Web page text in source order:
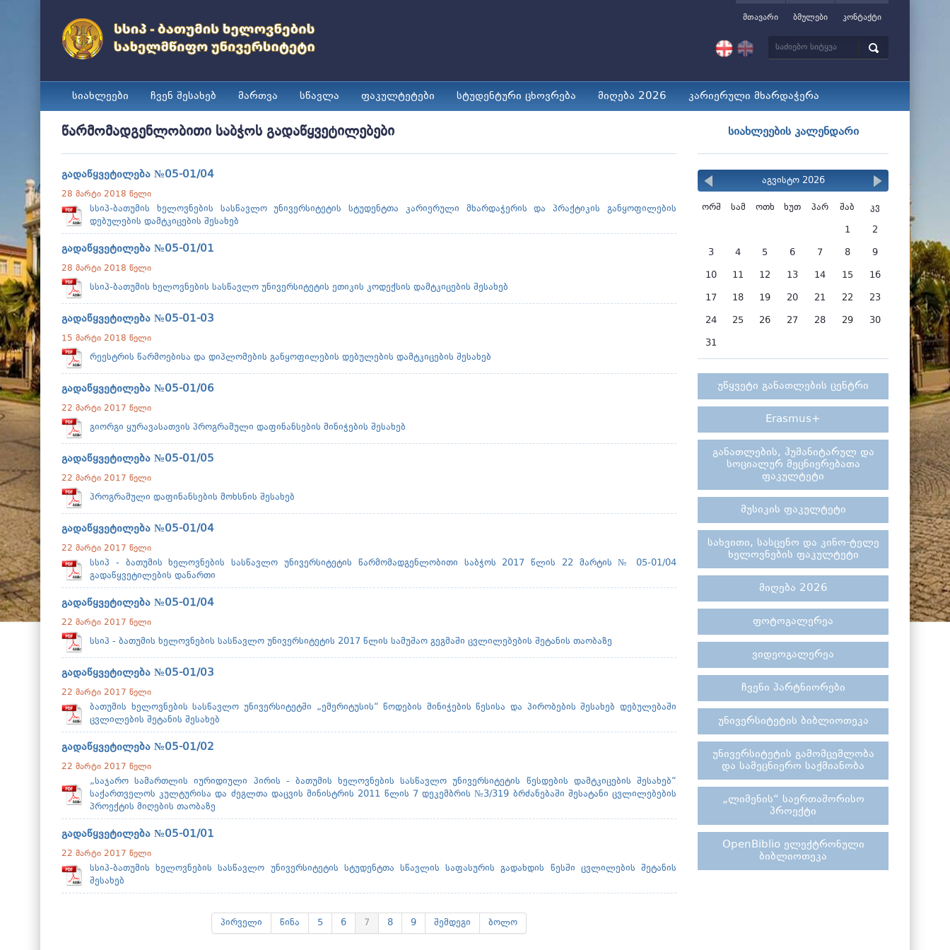
მთავარი ბმულები კონტაქტი
სიახლეები ჩვენ შესახებ მართვა სწავლა ფაკულტეტები სტუდენტური ცხოვრება მიღება 2026 კარიერული მხარდაჭერა
წარმომადგენლობითი საბჭოს გადაწყვეტილებები
გადაწყვეტილება №05-01/04
28 მარტი 2018 წელი
სსიპ-ბათუმის ხელოვნების სასწავლო უნივერსიტეტის სტუდენტთა კარიერული მხარდაჭერის და პრაქტიკის განყოფილების
დებულების დამტკიცების შესახებ
გადაწყვეტილება №05-01/01
28 მარტი 2018 წელი
სსიპ-ბათუმის ხელოვნების სასწავლო უნივერსიტეტის ეთიკის კოდექსის დამტკიცების შესახებ
გადაწყვეტილება №05-01-03
15 მარტი 2018 წელი
რეესტრის წარმოებისა და დიპლომების განყოფილების დებულების დამტკიცების შესახებ
გადაწყვეტილება №05-01/06
22 მარტი 2017 წელი
გიორგი ყურავასათვის პროგრამული დაფინანსების მინიჭების შესახებ
გადაწყვეტილება №05-01/05
22 მარტი 2017 წელი
პროგრამული დაფინანსების მოხსნის შესახებ
გადაწყვეტილება №05-01/04
22 მარტი 2017 წელი
სსიპ - ბათუმის ხელოვნების სასწავლო უნივერსიტეტის წარმომადგენლობითი საბჭოს 2017 წლის 22 მარტის № 05-01/04
გადაწყვეტილების დანართი
გადაწყვეტილება №05-01/04
22 მარტი 2017 წელი
სსიპ - ბათუმის ხელოვნების სასწავლო უნივერსიტეტის 2017 წლის სამუშაო გეგმაში ცვლილებების შეტანის თაობაზე
გადაწყვეტილება №05-01/03
22 მარტი 2017 წელი
ბათუმის ხელოვნების სასწავლო უნივერსიტეტში „ემერიტუსის“ წოდების მინიჭების წესისა და პირობების შესახებ დებულებაში
ცვლილების შეტანის შესახებ
გადაწყვეტილება №05-01/02
22 მარტი 2017 წელი
„საჯარო სამართლის იურიდიული პირის - ბათუმის ხელოვნების სასწავლო უნივერსიტეტის წესდების დამტკიცების შესახებ“
საქართველოს კულტურისა და ძეგლთა დაცვის მინისტრის 2011 წლის 7 დეკემბრის №3/319 ბრძანებაში შესატანი ცვლილებების
პროექტის მიღების თაობაზე
გადაწყვეტილება №05-01/01
22 მარტი 2017 წელი
სსიპ-ბათუმის ხელოვნების სასწავლო უნივერსიტეტის სტუდენტთა სწავლის საფასურის გადახდის წესში ცვლილების შეტანის
შესახებ
პირველი წინა 5 6 7 8 9 შემდეგი ბოლო
სიახლეების კალენდარი
აგვისტო 2026
ორშ სამ ოთხ ხუთ პარ შაბ კვ
1 2
3 4 5 6 7 8 9
10 11 12 13 14 15 16
17 18 19 20 21 22 23
24 25 26 27 28 29 30
31
უწყვეტი განათლების ცენტრი
Erasmus+
განათლების, ჰუმანიტარულ და
სოციალურ მეცნიერებათა
ფაკულტეტი
მუსიკის ფაკულტეტი
სახვითი, სასცენო და კინო-ტელე
ხელოვნების ფაკულტეტი
მიღება 2026
ფოტოგალერეა
ვიდეოგალერეა
ჩვენი პარტნიორები
უნივერსიტეტის ბიბლიოთეკა
უნივერსიტეტის გამომცემლობა
და სამეცნიერო საქმიანობა
„ლიმენის“ საერთაშორისო
პროექტი
OpenBiblio ელექტრონული
ბიბლიოთეკა